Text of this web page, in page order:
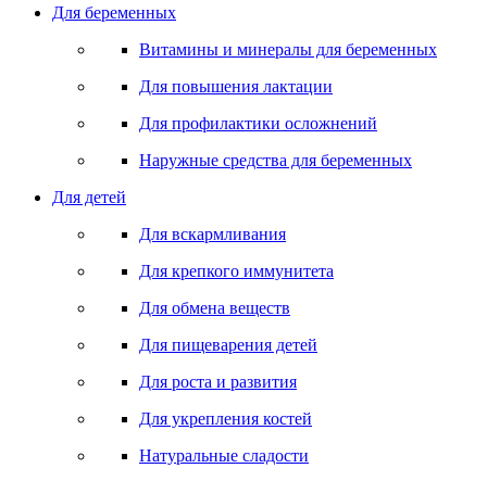
Для беременных
Витамины и минералы для беременных
Для повышения лактации
Для профилактики осложнений
Наружные средства для беременных
Для детей
Для вскармливания
Для крепкого иммунитета
Для обмена веществ
Для пищеварения детей
Для роста и развития
Для укрепления костей
Натуральные сладости